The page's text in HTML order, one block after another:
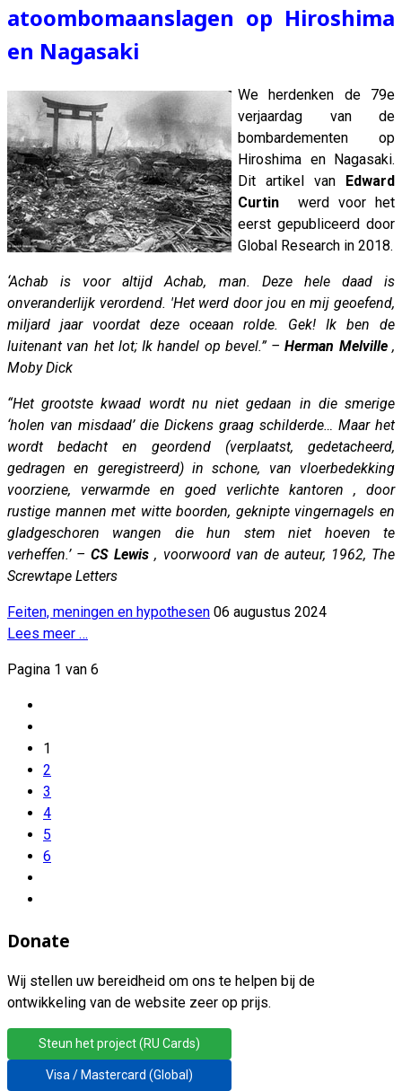
atoombomaanslagen op Hiroshima
en Nagasaki
We herdenken de 79e
verjaardag van de
bombardementen op
Hiroshima en Nagasaki.
Dit artikel van
Edward
Curtin werd voor het
eerst gepubliceerd door
Global Research in 2018.
‘Achab is voor altijd Achab, man. Deze hele daad is
onveranderlijk verordend. 'Het werd door jou en mij geoefend,
miljard jaar voordat deze oceaan rolde. Gek! Ik ben de
luitenant van het lot; Ik handel op bevel.” –Herman Melville,
Moby Dick
“Het grootste kwaad wordt nu niet gedaan in die smerige
‘holen van misdaad’ die Dickens graag schilderde… Maar het
wordt bedacht en geordend (verplaatst, gedetacheerd,
gedragen en geregistreerd) in schone, van vloerbedekking
voorziene, verwarmde en goed verlichte kantoren , door
rustige mannen met witte boorden, geknipte vingernagels en
gladgeschoren wangen die hun stem niet hoeven te
verheffen.’ –CS Lewis , voorwoord van de auteur, 1962, The
Screwtape Letters
Feiten, meningen en hypothesen 06 augustus 2024
Lees meer …
Pagina 1 van 6
1
2
3
4
5
6
Donate
Wij stellen uw bereidheid om ons te helpen bij de
ontwikkeling van de website zeer op prijs.
Steun het project (RU Cards)
Visa / Mastercard (Global)